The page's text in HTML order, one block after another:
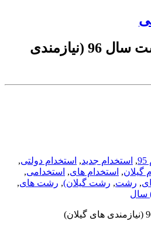
استخدام امروز رشت سال 96 (نیازمندی
, استخدام جدید, استخدام دولتی,
گیلان, استخدام های, استخدامی,
, رشت, رشت گیلان), رشت های,
سال